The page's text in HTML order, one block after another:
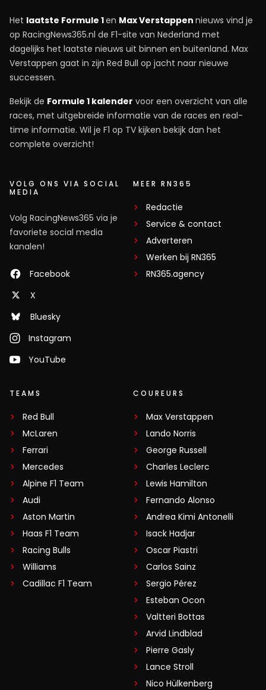
Het laatste Formule 1en Max Verstappen nieuws vind je
op RacingNews365.nl de F1-site van Nederland met
dagelijks het laatste nieuws uit binnen en buitenland. Max
Verstappen gaat in zijn Red Bull op jacht naar nieuwe
successen.
Bekijk de Formule 1 kalender voor een overzicht van alle
races, met uitgebreide informatie van de races en real-
time informatie. Wil je F1 op TV kijken bekijk dan het
complete overzicht!
VOLG ONS VIA SOCIAL
MEDIA
Volg RacingNews365 via je
favoriete social media
kanalen!
Facebook
X
Bluesky
Instagram
YouTube
MEER RN365
Redactie
Service & contact
Adverteren
Werken bij RN365
RN365.agency
TEAMS
Red Bull
McLaren
Ferrari
Mercedes
Alpine F1 Team
Audi
Aston Martin
Haas F1 Team
Racing Bulls
Williams
Cadillac F1 Team
COUREURS
Max Verstappen
Lando Norris
George Russell
Charles Leclerc
Lewis Hamilton
Fernando Alonso
Andrea Kimi Antonelli
Isack Hadjar
Oscar Piastri
Carlos Sainz
Sergio Pérez
Esteban Ocon
Valtteri Bottas
Arvid Lindblad
Pierre Gasly
Lance Stroll
Nico Hülkenberg